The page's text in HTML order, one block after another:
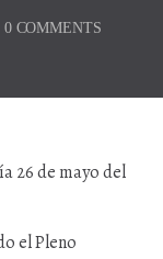
0 COMMENTS
26 de mayo del
el Pleno